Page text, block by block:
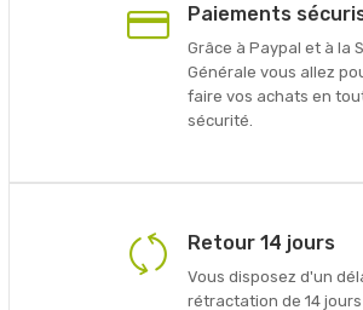
Paiements
Grâce à Paypal et à la
Générale vous allez
faire vos achats en
sécurité.
Retour 14 jours
Vous disposez d'un
rétractation de 14